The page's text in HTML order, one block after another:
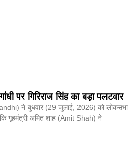
पर गिरिराज सिंह का बड़ा पलटवार
ने बुधवार (29 जुलाई, 2026) को लोकसभा
गृहमंत्री अमित शाह (Amit Shah) ने